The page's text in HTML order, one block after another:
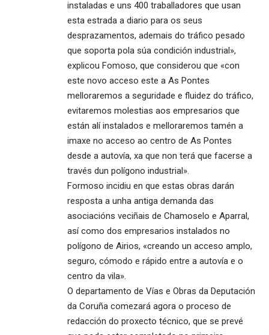
instaladas e uns 400 traballadores que usan
esta estrada a diario para os seus
desprazamentos, ademais do tráfico pesado
que soporta pola súa condición industrial»,
explicou Fomoso, que considerou que «con
este novo acceso este a As Pontes
melloraremos a seguridade e fluidez do tráfico,
evitaremos molestias aos empresarios que
están alí instalados e melloraremos tamén a
imaxe no acceso ao centro de As Pontes
desde a autovía, xa que non terá que facerse a
través dun polígono industrial».
Formoso incidiu en que estas obras darán
resposta a unha antiga demanda das
asociacións veciñais de Chamoselo e Aparral,
así como dos empresarios instalados no
polígono de Airios, «creando un acceso amplo,
seguro, cómodo e rápido entre a autovía e o
centro da vila».
O departamento de Vías e Obras da Deputación
da Coruña comezará agora o proceso de
redacción do proxecto técnico, que se prevé